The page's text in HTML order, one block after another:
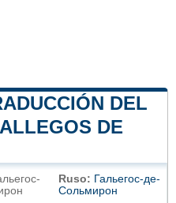
DEL
DE
Ruso: Гальегос-де-
Сольмирон